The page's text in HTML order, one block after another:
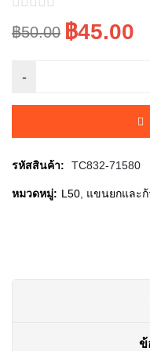
฿50.00
Original
price
was:
฿50.00.
฿45.00
Current
price
is:
฿45.00.
รหัสสินค้า: TC832-71580
หมวดหมู่: L50 แขนยกและ
ข้